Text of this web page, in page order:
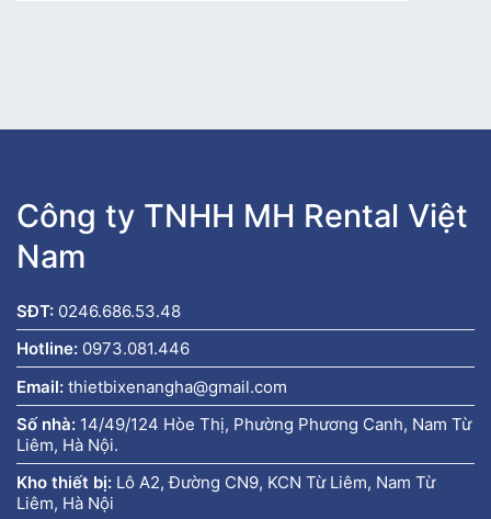
Công ty TNHH MH Rental Việt
Nam
SĐT: 0246.686.53.48
Hotline: 0973.081.446
Email: thietbixenangha@gmail.com
Số nhà: 14/49/124 Hòe Thị, Phường Phương Canh, Nam Từ
Liêm, Hà Nội.
Kho thiết bị: Lô A2, Đường CN9, KCN Từ Liêm, Nam Từ
Liêm, Hà Nội